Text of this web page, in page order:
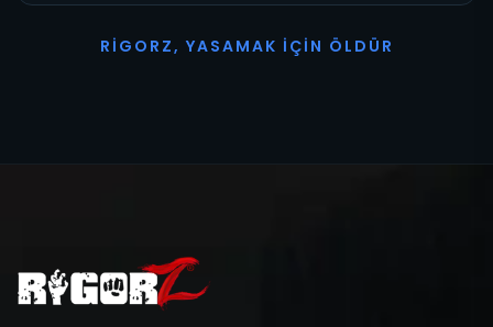
R I G O R Z, YASAMAK İ ÇI N Ö L D Ü R